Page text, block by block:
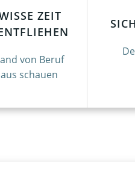
ZEIT
von Beruf
schauen